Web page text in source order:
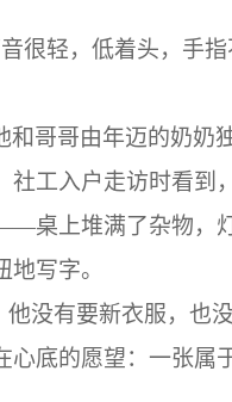
很轻，低着头，手
和哥哥由年迈的奶奶
社工入户走访时看到
桌上堆满了杂物，
写字。
没有要新衣服，也
心底的愿望：一张属